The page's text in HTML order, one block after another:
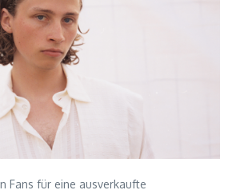
Fans für eine ausverkaufte